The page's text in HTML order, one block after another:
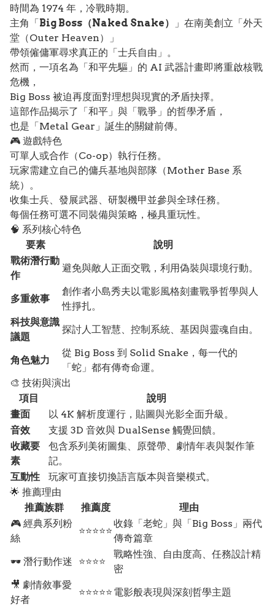
時間為 1974 年，冷戰時期。
主角「Big Boss（Naked Snake）
」在南美創立「外天
堂（Outer Heaven）」
帶領僱傭軍尋求真正的「士兵自由」。
然而，一項名為「和平先驅」的 AI 武器計畫即將重啟核戰
危機，
Big Boss 被迫再度面對理想與現實的矛盾抉擇。
這部作品揭示了「和平」與「戰爭」的哲學矛盾，
也是「Metal Gear」誕生的關鍵前傳。
🎮 遊戲特色
可單人或合作（Co-op）執行任務。
玩家需建立自己的傭兵基地與部隊（Mother Base 系
統）。
收集士兵、發展武器、研製機甲並參與全球任務。
每個任務可選不同裝備與策略，極具重玩性。
🧠 系列核心特色
要素
說明
戰術潛行動
作
避免與敵人正面交戰，利用偽裝與環境行動。
多重敘事
創作者小島秀夫以電影風格刻畫戰爭哲學與人
性掙扎。
科技與意識
議題
探討人工智慧、控制系統、基因與靈魂自由。
角色魅力
從 Big Boss 到 Solid Snake，每一代的
「蛇」都有傳奇命運。
🎨 技術與演出
項目
說明
畫面
以 4K 解析度運行，貼圖與光影全面升級。
音效
支援 3D 音效與 DualSense 觸覺回饋。
收藏要
素
包含系列美術圖集、原聲帶、劇情年表與製作筆
記。
互動性
玩家可直接切換語言版本與音樂模式。
🌟 推薦理由
推薦族群
推薦度
理由
🎮 經典系列粉
絲
⭐⭐⭐⭐⭐
收錄「老蛇」與「Big Boss」兩代
傳奇篇章
🕶️ 潛行動作迷
⭐⭐⭐⭐
戰略性強、自由度高、任務設計精
密
🎥 劇情敘事愛
好者
⭐⭐⭐⭐⭐ 電影般表現與深刻哲學主題